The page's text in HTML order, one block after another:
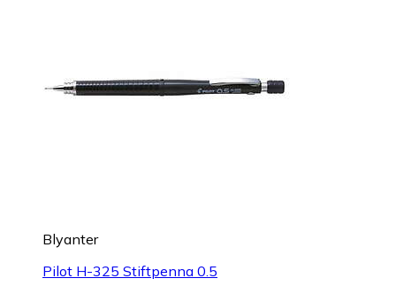
Blyanter
Pilot H-325 Stiftpenna 0.5